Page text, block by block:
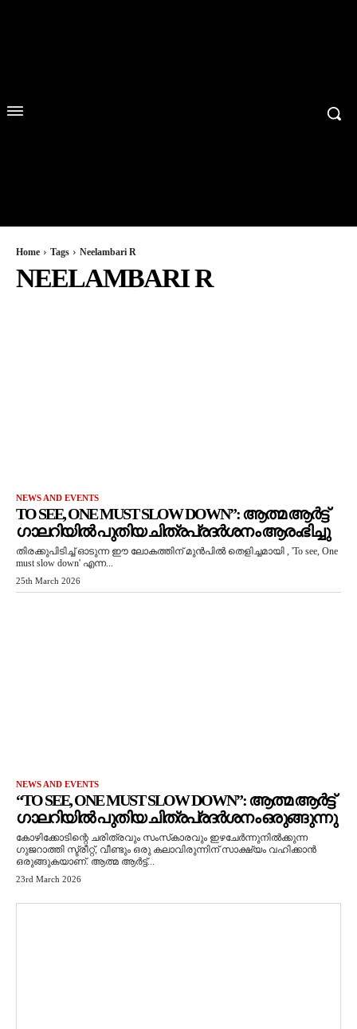
Home Tags Neelambari R
NEELAMBARI R
NEWS AND EVENTS
TO SEE, ONE MUST SLOW DOWN”: ആത്മ ആർട്ട്
ഗാലറിയിൽ പുതിയ ചിത്രപ്രദർശനം ആരംഭിച്ചു
തിരക്കുപിടിച്ച് ഓടുന്ന ഈ ലോകത്തിന് മുൻപിൽ തെളിച്ചമായി , 'To see, One
must slow down' എന്ന...
25th March 2026
NEWS AND EVENTS
“TO SEE, ONE MUST SLOW DOWN”: ആത്മ ആർട്ട്
ഗാലറിയിൽ പുതിയ ചിത്രപ്രദർശനം ഒരുങ്ങുന്നു
കോഴിക്കോടിന്റെ ചരിത്രവും സംസ്‌കാരവും ഇഴചേർന്നുനിൽക്കുന്ന
ഗുജറാത്തി സ്ട്രീറ്റ്, വീണ്ടും ഒരു കലാവിരുന്നിന് സാക്ഷ്യം വഹിക്കാൻ
ഒരുങ്ങുകയാണ്. ആത്മ ആർട്ട്...
23rd March 2026